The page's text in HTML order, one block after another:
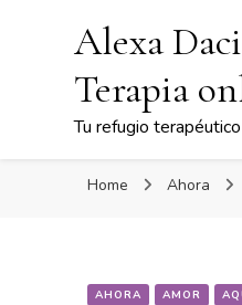
Alexa
Terapia
Tu refugio terapéutico
Home Ahora
AHORA AMOR